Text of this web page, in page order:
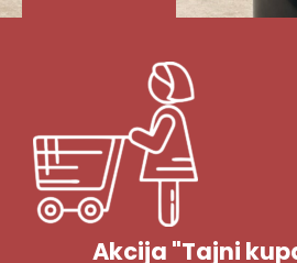
Akcija "Tajni